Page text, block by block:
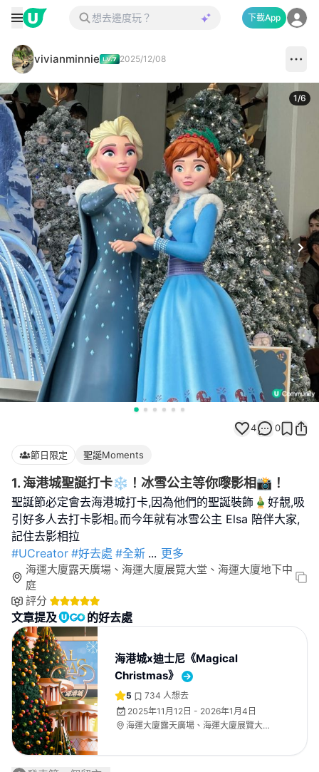
下載App
vivianminnie 2025/12/08
1/6
4 0
節日限定 聖誕Moments
1. 海港城聖誕打卡❄️！冰雪公主等你嚟影相📸！
聖誕節必定會去海港城打卡,因為他們的聖誕裝飾🎍好靚,吸
引好多人去打卡影相｡而今年就有冰雪公主 Elsa 陪伴大家,
#UCreator #好去處 #全新 ... 更多
海運大廈露天廣場、海運大廈展覽大堂、海運大廈地下中
庭
評分
文章提及 的好去處
海港城x迪士尼《Magical
Christmas》
5 734 人想去
2025年11月12日 - 2026年1月4日
海運大廈露天廣場、海運大廈展覽大